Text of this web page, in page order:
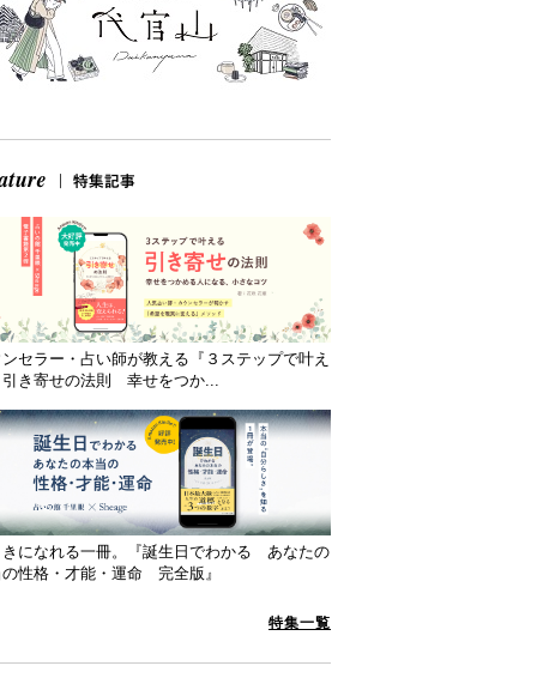
セラー・占い師が教える『３ステップで叶え
き寄せの法則 幸せをつか...
きになれる一冊。『誕生日でわかる あなたの
性格・才能・運命 完全版』
特集一覧